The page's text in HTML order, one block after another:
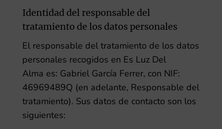
Identidad del responsable del
tratamiento de los datos personales
El responsable del tratamiento de los datos
personales recogidos en Es Luz Del
Alma es: Gabriel García Ferrer, con NIF:
46969489Q (en adelante, Responsable del
tratamiento). Sus datos de contacto son los
siguientes: